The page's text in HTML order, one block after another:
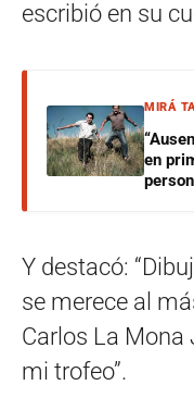
escribió en su
MIRÁ
en
Y destacó:
se merece al
Carlos La Mona
mi trofeo”.